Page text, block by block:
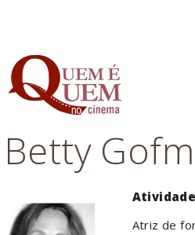
Betty
Atriz de